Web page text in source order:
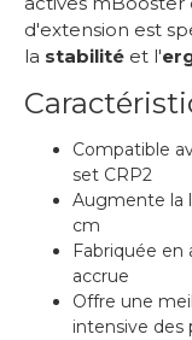
d'extension est
la stabilité et l'
Compatible
set CRP2
Augmente la
cm
Fabriquée
accrue
Offre une
intensive des